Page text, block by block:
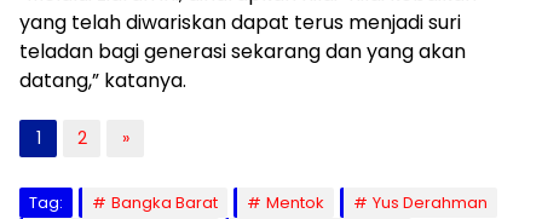
yang telah diwariskan dapat terus menjadi suri
teladan bagi generasi sekarang dan yang akan
datang,” katanya.
1 2 »
Tag: Bangka Barat Mentok
Yus Derahman